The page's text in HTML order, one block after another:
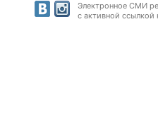
Электронное СМИ
с активной ссылкой